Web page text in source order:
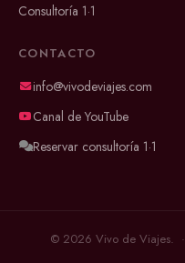
Consultoría 1·1
CONTACTO
info@vivodeviajes.com
Canal de YouTube
Reservar consultoría 1·1
© 2026 Vivo de Viajes. ·